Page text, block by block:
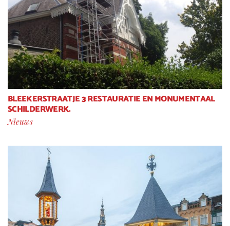
BLEEKERSTRAATJE 3 RESTAURATIE EN MONUMENTAAL
SCHILDERWERK.
Nieuws